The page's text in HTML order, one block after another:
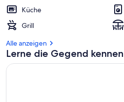
Küche
Grill
Alle anzeigen
Lerne die Gegend kennen